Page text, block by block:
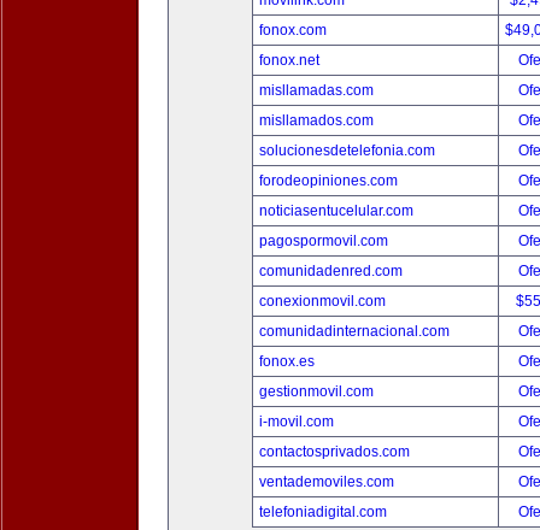
fonox.com
fonox.net
misllamadas.com
misllamados.com
solucionesdetelefonia.com
forodeopiniones.com
noticiasentucelular.com
pagospormovil.com
comunidadenred.com
conexionmovil.com
comunidadinternacional.com
fonox.es
gestionmovil.com
i-movil.com
contactosprivados.com
ventademoviles.com
telefoniadigital.com